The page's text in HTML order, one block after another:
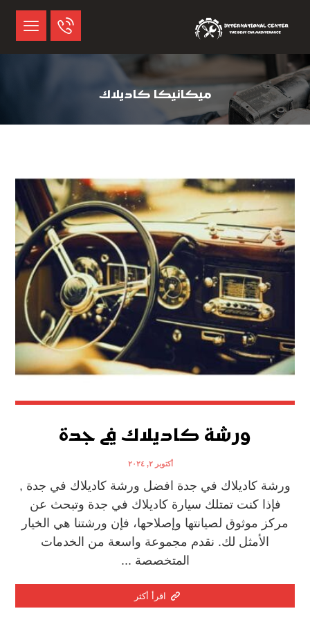
ميكانيكا كاديلاك
ورشة كاديلاك في جدة
أكتوبر ٢, ٢٠٢٤
ورشة كاديلاك في جدة افضل ورشة كاديلاك في جدة ,
فإذا كنت تمتلك سيارة كاديلاك في جدة وتبحث عن
مركز موثوق لصيانتها وإصلاحها، فإن ورشتنا هي الخيار
الأمثل لك. نقدم مجموعة واسعة من الخدمات
المتخصصة ...
اقرأ أكثر